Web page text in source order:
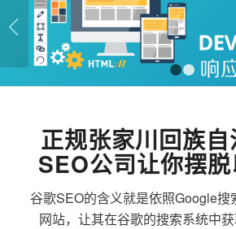
正规张家川回族
SEO公司让你摆
谷歌SEO的含义就是依照Google搜
网站，让其在谷歌的搜索系统中